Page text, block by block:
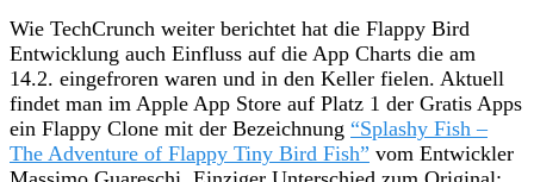
Wie TechCrunch weiter berichtet hat die Flappy Bird
Entwicklung auch Einfluss auf die App Charts die am
14.2. eingefroren waren und in den Keller fielen. Aktuell
findet man im Apple App Store auf Platz 1 der Gratis Apps
ein Flappy Clone mit der Bezeichnung “Splashy Fish –
The Adventure of Flappy Tiny Bird Fish” vom Entwickler